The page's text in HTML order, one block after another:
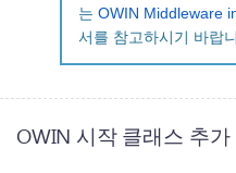
는 OWIN Middleware
서를 참고하시기 바랍
OWIN 시작 클래스 추